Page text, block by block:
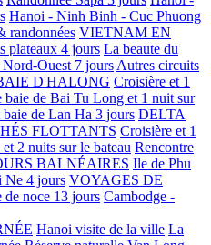
Hanoi - Ninh Binh - Cuc Phuong
randonnées VIETNAM EN
plateaux 4 jours La beaute du
Ouest 7 jours Autres circuits
D'HALONG Croisière et 1
baie de Bai Tu Long et 1 nuit sur
de Lan Ha 3 jours DELTA
FLOTTANTS Croisière et 1
2 nuits sur le bateau Rencontre
BALNÉAIRES Ile de Phu
Ne 4 jours VOYAGES DE
noce 13 jours Cambodge -
Hanoi visite de la ville La